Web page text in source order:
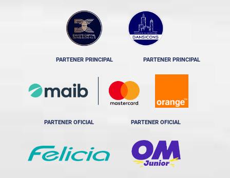
PARTENER PRINCIPAL PARTENER PRINCIPAL
PARTENER OFICIAL PARTENER OFICIAL